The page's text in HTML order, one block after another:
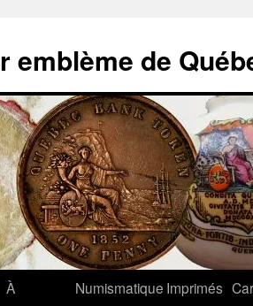
emblème de
À
Numismatique Imprimés